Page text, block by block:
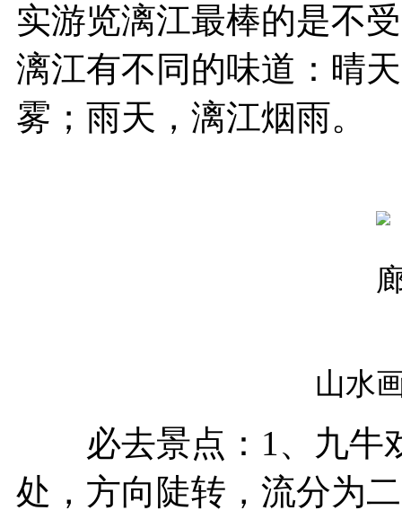
实游览漓江最棒的是不
漓江有不同的味道：晴
雾；雨天，漓江烟雨。
山水
必去景点：1、九牛
处，方向陡转，流分为